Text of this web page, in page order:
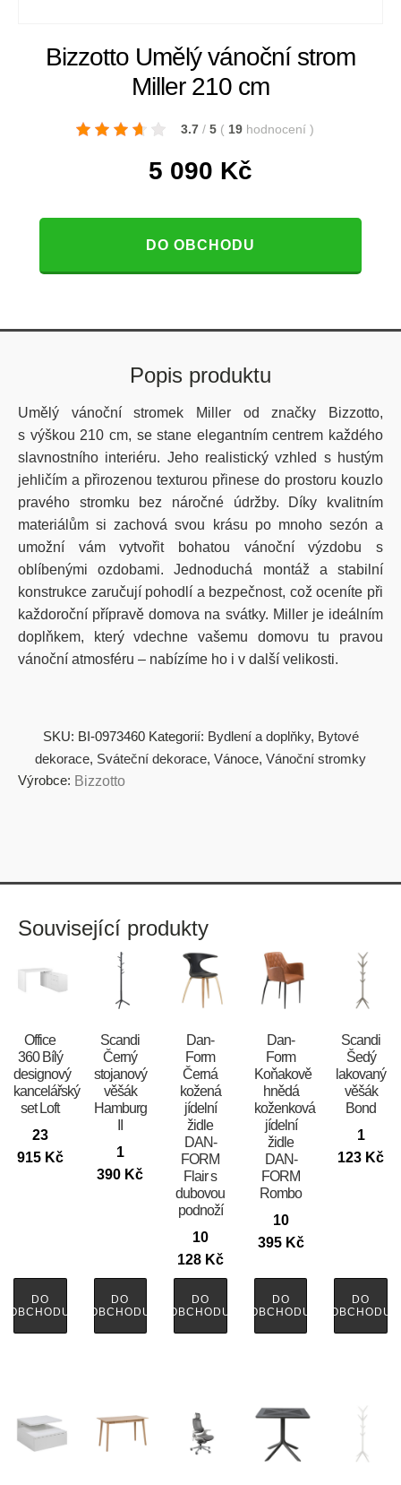
Bizzotto Umělý vánoční strom
Miller 210 cm
3.7 / 5 ( 19 hodnocení )
5 090 Kč
DO OBCHODU
Popis produktu
Umělý vánoční stromek Miller od značky Bizzotto,
s výškou 210 cm, se stane elegantním centrem každého
slavnostního interiéru. Jeho realistický vzhled s hustým
jehličím a přirozenou texturou přinese do prostoru kouzlo
pravého stromku bez náročné údržby. Díky kvalitním
materiálům si zachová svou krásu po mnoho sezón a
umožní vám vytvořit bohatou vánoční výzdobu s
oblíbenými ozdobami. Jednoduchá montáž a stabilní
konstrukce zaručují pohodlí a bezpečnost, což oceníte při
každoroční přípravě domova na svátky. Miller je ideálním
doplňkem, který vdechne vašemu domovu tu pravou
vánoční atmosféru – nabízíme ho i v další velikosti.
SKU: BI-0973460 Kategorií: Bydlení a doplňky, Bytové
dekorace, Sváteční dekorace, Vánoce, Vánoční stromky
Výrobce: Bizzotto
Související produkty
Office
360 Bílý
designový
kancelářský
set Loft
23
915 Kč
DO
OBCHODU
Scandi
Černý
stojanový
věšák
Hamburg
1
390 Kč
DO
OBCHODU
​​​​​Dan-
Form
Černá
kožená
jídelní
židle
DAN-
FORM
Flair s
dubovou
podnoží
10
128 Kč
DO
OBCHODU
​​​​​Dan-
Form
Koňakově
hnědá
koženková
jídelní
židle
DAN-
FORM
Rombo
10
395 Kč
DO
OBCHODU
Scandi
Šedý
lakovaný
věšák
Bond
1
123 Kč
DO
OBCHODU